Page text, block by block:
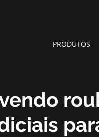
PRODUTOS